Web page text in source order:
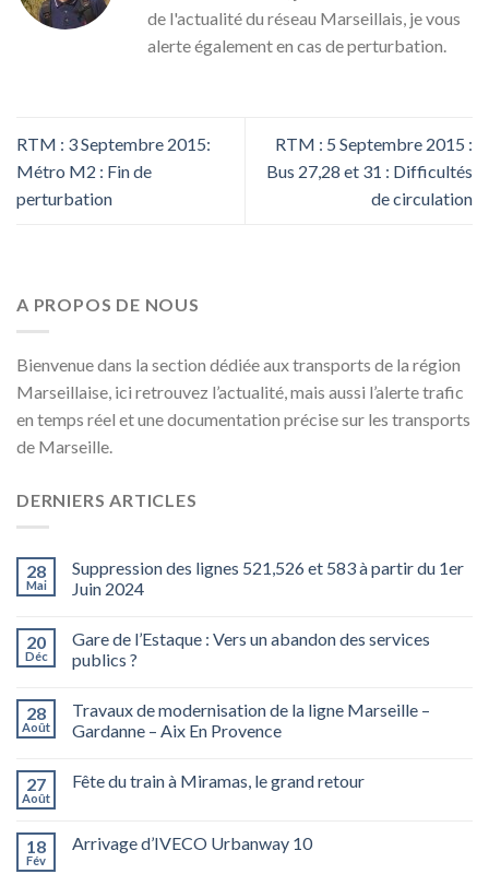
de l'actualité du réseau Marseillais, je vous
alerte également en cas de perturbation.
RTM : 3 Septembre 2015:
Métro M2 : Fin de
perturbation
RTM : 5 Septembre 2015 :
Bus 27,28 et 31 : Difficultés
de circulation
A PROPOS DE NOUS
Bienvenue dans la section dédiée aux transports de la région
Marseillaise, ici retrouvez l’actualité, mais aussi l’alerte trafic
en temps réel et une documentation précise sur les transports
de Marseille.
DERNIERS ARTICLES
28
Mai
Suppression des lignes 521,526 et 583 à partir du 1er
Juin 2024
20
Déc
Gare de l’Estaque : Vers un abandon des services
publics ?
28
Août
Travaux de modernisation de la ligne Marseille –
Gardanne – Aix En Provence
27
Août
Fête du train à Miramas, le grand retour
18
Fév
Arrivage d’IVECO Urbanway 10